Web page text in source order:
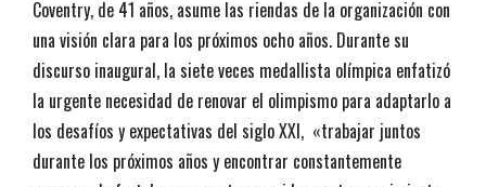
Coventry, de 41 años, asume las riendas de la organización con
una visión clara para los próximos ocho años. Durante su
discurso inaugural, la siete veces medallista olímpica enfatizó
la urgente necesidad de renovar el olimpismo para adaptarlo a
los desafíos y expectativas del siglo XXI, «trabajar juntos
durante los próximos años y encontrar constantemente